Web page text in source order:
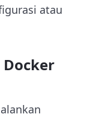
atau